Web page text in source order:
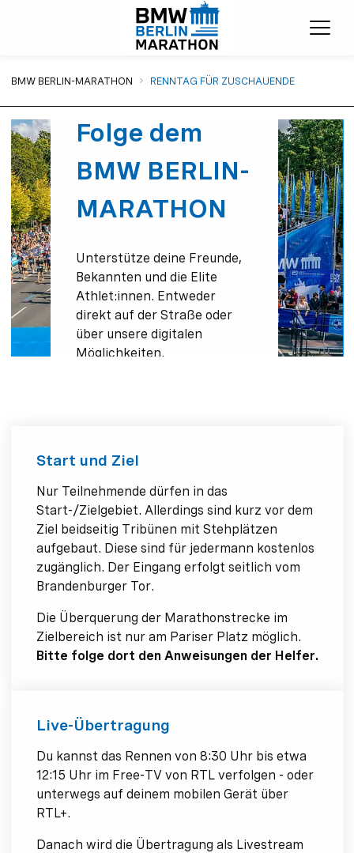
BMW BERLIN-MARATHON RENNTAG FÜR ZUSCHAUENDE
Folge dem
BMW BERLIN-
MARATHON
Unterstütze deine Freunde,
Bekannten und die Elite
Athlet:innen. Entweder
direkt auf der Straße oder
über unsere digitalen
Möglichkeiten.
Start und Ziel
Nur Teilnehmende dürfen in das
Start-/Zielgebiet. Allerdings sind kurz vor dem
Ziel beidseitig Tribünen mit Stehplätzen
aufgebaut. Diese sind für jedermann kostenlos
zugänglich. Der Eingang erfolgt seitlich vom
Brandenburger Tor.
Die Überquerung der Marathonstrecke im
Zielbereich ist nur am Pariser Platz möglich.
Bitte folge dort den Anweisungen der Helfer.
Live-Übertragung
Du kannst das Rennen von 8:30 Uhr bis etwa
12:15 Uhr im Free-TV von RTL verfolgen - oder
unterwegs auf deinem mobilen Gerät über
RTL+.
Danach wird die Übertragung als Livestream